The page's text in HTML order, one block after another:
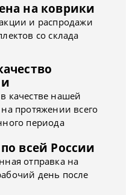
на коврики
и распродажи
со склада
качестве нашей
протяжении всего
периода
всей России
отправка на
день после